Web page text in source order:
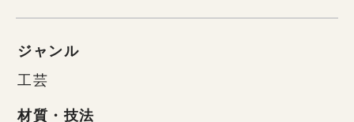
ジャンル
工芸
材質・技法